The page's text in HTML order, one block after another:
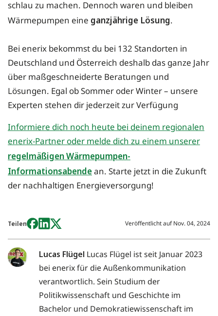
schlau zu machen. Dennoch waren und bleiben
Wärmepumpen eine ganzjährige Lösung.
Bei enerix bekommst du bei 132 Standorten in
Deutschland und Österreich deshalb das ganze Jahr
über maßgeschneiderte Beratungen und
Lösungen. Egal ob Sommer oder Winter – unsere
Experten stehen dir jederzeit zur Verfügung
Informiere dich noch heute bei deinem regionalen
enerix-Partner oder melde dich zu einem unserer
regelmäßigen Wärmepumpen-
Informationsabendean. Starte jetzt in die Zukunft
der nachhaltigen Energieversorgung!
Teilen Veröffentlicht aufNov. 04, 2024
Lucas Flügel Lucas Flügel ist seit Januar 2023
bei enerix für die Außenkommunikation
verantwortlich. Sein Studium der
Politikwissenschaft und Geschichte im
Bachelor und Demokratiewissenschaft im